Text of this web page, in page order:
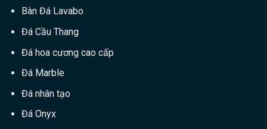
Bàn Đá Lavabo
Đá Cầu Thang
Đá hoa cương cao cấp
Đá Marble
Đá nhân tạo
Đá Onyx